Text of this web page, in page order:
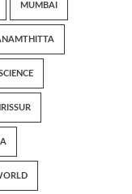
MUMBAI